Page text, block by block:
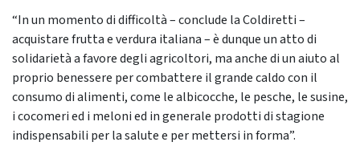
“In un momento di difficoltà – conclude la Coldiretti –
acquistare frutta e verdura italiana – è dunque un atto di
solidarietà a favore degli agricoltori, ma anche di un aiuto al
proprio benessere per combattere il grande caldo con il
consumo di alimenti, come le albicocche, le pesche, le susine,
i cocomeri ed i meloni ed in generale prodotti di stagione
indispensabili per la salute e per mettersi in forma”.